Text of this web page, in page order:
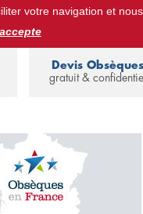
de décès, annuaire de
Devis Obsèques
gratuit & confidentiel
votre navigation et